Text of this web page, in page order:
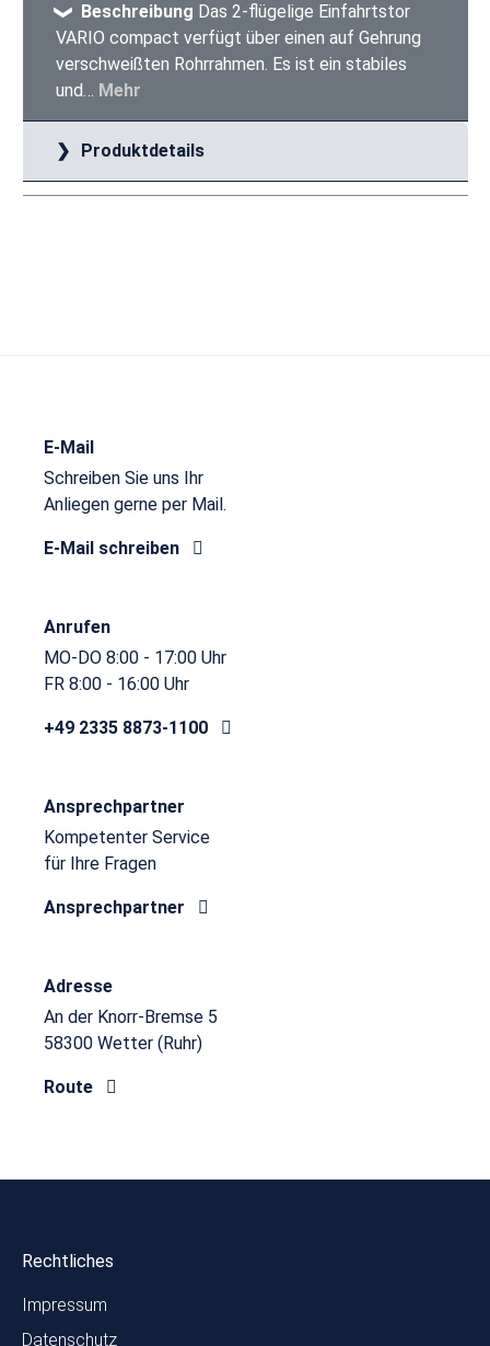
Beschreibung Das 2-flügelige Einfahrtstor
VARIO compact verfügt über einen auf Gehrung
verschweißten Rohrrahmen. Es ist ein stabiles
und… Mehr
Produktdetails
E-Mail
Schreiben Sie uns Ihr
Anliegen gerne per Mail.
E-Mail schreiben
Anrufen
MO-DO 8:00 - 17:00 Uhr
FR 8:00 - 16:00 Uhr
+49 2335 8873-1100
Ansprechpartner
Kompetenter Service
für Ihre Fragen
Ansprechpartner
Adresse
An der Knorr-Bremse 5
58300 Wetter (Ruhr)
Route
Rechtliches
Impressum
Datenschutz